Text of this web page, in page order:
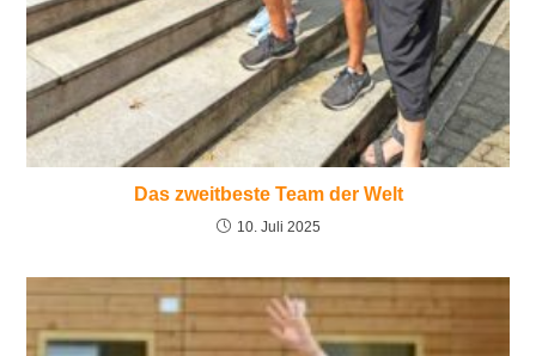
Das zweitbeste Team der Welt
10. Juli 2025